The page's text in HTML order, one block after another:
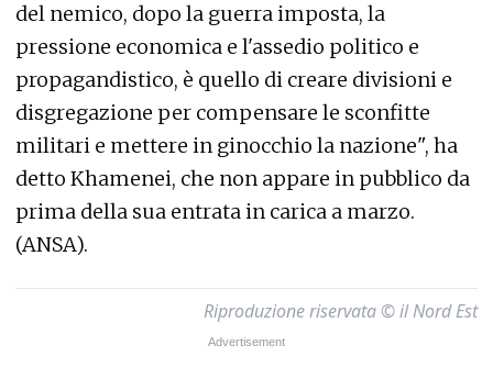
del nemico, dopo la guerra imposta, la
pressione economica e l'assedio politico e
propagandistico, è quello di creare divisioni e
disgregazione per compensare le sconfitte
militari e mettere in ginocchio la nazione", ha
detto Khamenei, che non appare in pubblico da
prima della sua entrata in carica a marzo.
(ANSA).
Riproduzione riservata © il Nord Est